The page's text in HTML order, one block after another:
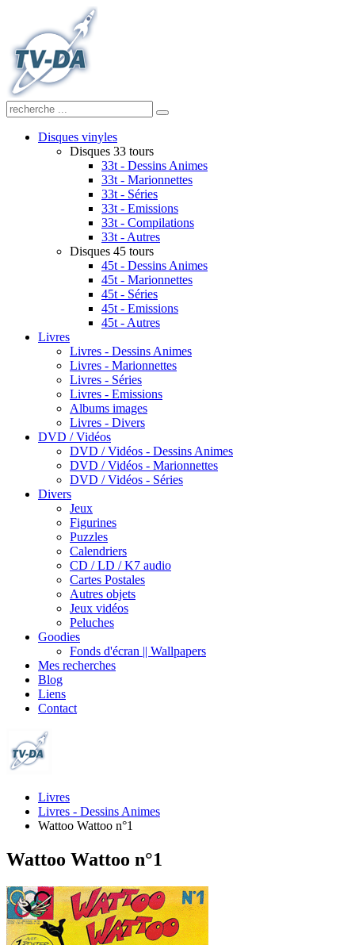
Disques vinyles
Disques 33 tours
33t - Dessins Animes
33t - Marionnettes
33t - Séries
33t - Emissions
33t - Compilations
33t - Autres
Disques 45 tours
45t - Dessins Animes
45t - Marionnettes
45t - Séries
45t - Emissions
45t - Autres
Livres
Livres - Dessins Animes
Livres - Marionnettes
Livres - Séries
Livres - Emissions
Albums images
Livres - Divers
DVD / Vidéos
DVD / Vidéos - Dessins Animes
DVD / Vidéos - Marionnettes
DVD / Vidéos - Séries
Divers
Jeux
Figurines
Puzzles
Calendriers
CD / LD / K7 audio
Cartes Postales
Autres objets
Jeux vidéos
Peluches
Goodies
Fonds d'écran || Wallpapers
Mes recherches
Blog
Liens
Contact
Livres
Livres - Dessins Animes
Wattoo Wattoo n°1
Wattoo Wattoo n°1